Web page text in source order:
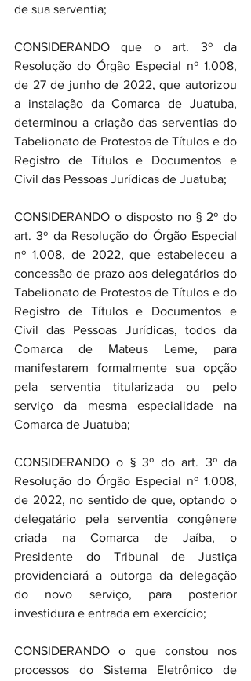
de sua serventia;
CONSIDERANDO que o art. 3º da
Resolução do Órgão Especial nº 1.008,
de 27 de junho de 2022, que autorizou
a instalação da Comarca de Juatuba,
determinou a criação das serventias do
Tabelionato de Protestos de Títulos e do
Registro de Títulos e Documentos e
Civil das Pessoas Jurídicas de Juatuba;
CONSIDERANDO o disposto no § 2º do
art. 3º da Resolução do Órgão Especial
nº 1.008, de 2022, que estabeleceu a
concessão de prazo aos delegatários do
Tabelionato de Protestos de Títulos e do
Registro de Títulos e Documentos e
Civil das Pessoas Jurídicas, todos da
Comarca de Mateus Leme, para
manifestarem formalmente sua opção
pela serventia titularizada ou pelo
serviço da mesma especialidade na
Comarca de Juatuba;
CONSIDERANDO o § 3º do art. 3º da
Resolução do Órgão Especial nº 1.008,
de 2022, no sentido de que, optando o
delegatário pela serventia congênere
criada na Comarca de Jaíba, o
Presidente do Tribunal de Justiça
providenciará a outorga da delegação
do novo serviço, para posterior
investidura e entrada em exercício;
CONSIDERANDO o que constou nos
processos do Sistema Eletrônico de